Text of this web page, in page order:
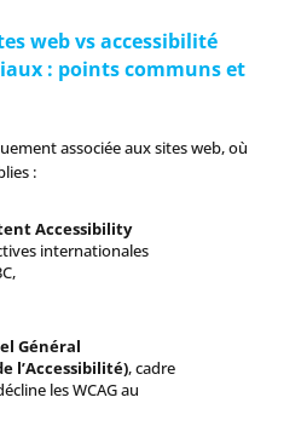
web vs accessibilité
: points communs et
associée aux sites web, où
:
Accessibility
internationales
Général
l’Accessibilité), cadre
les WCAG au